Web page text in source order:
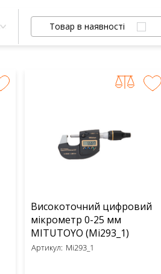
Товар в наявності
Високоточний цифровий
мікрометр 0-25 мм
MITUTOYO (Mi293_1)
Артикул: Mi293_1